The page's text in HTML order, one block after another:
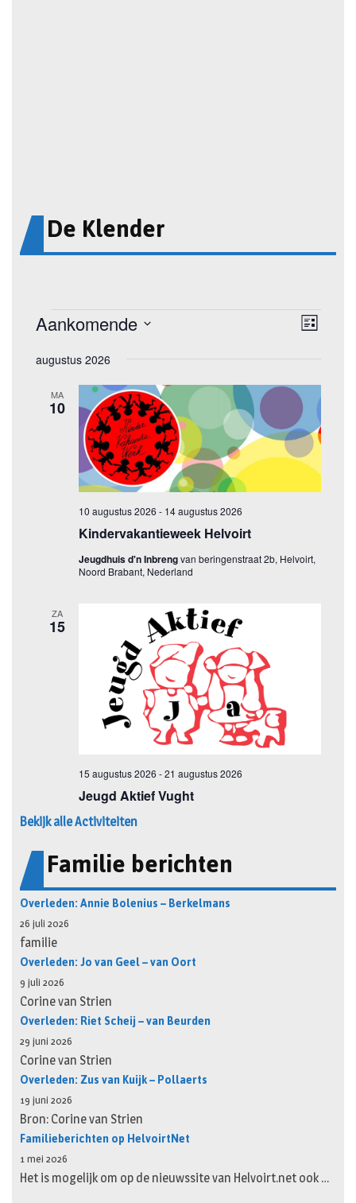
De Klender
Bekijk alle Activiteiten
Familie berichten
Overleden: Annie Bolenius – Berkelmans
26 juli 2026
familie
Overleden: Jo van Geel – van Oort
9 juli 2026
Corine van Strien
Overleden: Riet Scheij – van Beurden
29 juni 2026
Corine van Strien
Overleden: Zus van Kuijk – Pollaerts
19 juni 2026
Bron: Corine van Strien
Familieberichten op HelvoirtNet
1 mei 2026
Het is mogelijk om op de nieuwssite van Helvoirt.net ook …